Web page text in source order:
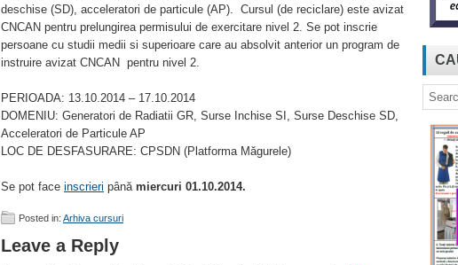
deschise (SD), acceleratori de particule (AP). Cursul (de reciclare) este avizat
CNCAN pentru prelungirea permisului de exercitare nivel 2. Se pot inscrie
persoane cu studii medii si superioare care au absolvit anterior un program de
instruire avizat CNCAN pentru nivel 2.
PERIOADA: 13.10.2014 – 17.10.2014
DOMENIU: Generatori de Radiatii GR, Surse Inchise SI, Surse Deschise SD,
Acceleratori de Particule AP
LOC DE DESFASURARE: CPSDN (Platforma Măgurele)
Se pot face inscrieri până miercuri 01.10.2014.
Posted in: Arhiva cursuri
Leave a Reply